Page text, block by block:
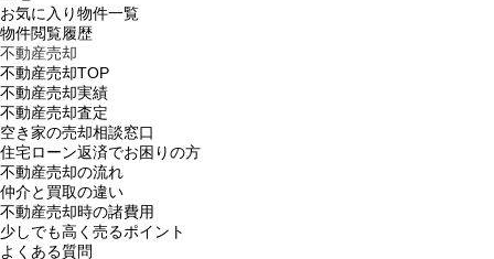
お気に入り物件一覧
物件閲覧履歴
不動産売却
不動産売却TOP
不動産売却実績
不動産売却査定
空き家の売却相談窓口
住宅ローン返済でお困りの方
不動産売却の流れ
仲介と買取の違い
不動産売却時の諸費用
少しでも高く売るポイント
よくある質問